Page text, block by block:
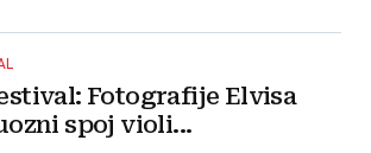
Fotografije Elvisa
spoj violi...